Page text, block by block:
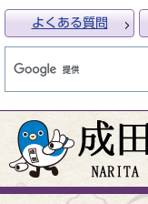
よくある質問